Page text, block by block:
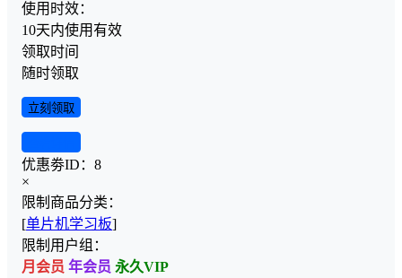
使用时效：
10天内使用有效
领取时间
随时领取
立刻领取
优惠劵ID： 8
×
限制商品分类：
[单片机学习板]
限制用户组：
月会员 年会员 永久VIP